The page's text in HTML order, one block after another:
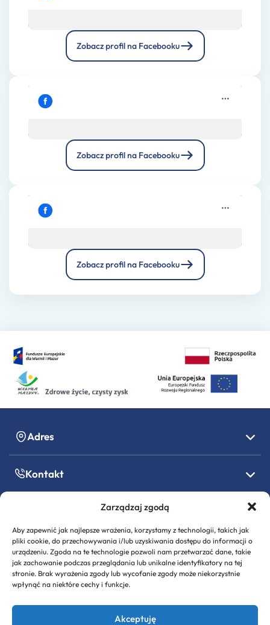
Zarządzaj zgodą
Aby zapewnić jak najlepsze wrażenia, korzystamy z technologii, takich jak
pliki cookie, do przechowywania i/lub uzyskiwania dostępu do informacji o
urządzeniu. Zgoda na te technologie pozwoli nam przetwarzać dane, takie
jak zachowanie podczas przeglądania lub unikalne identyfikatory na tej
stronie. Brak wyrażenia zgody lub wycofanie zgody może niekorzystnie
wpłynąć na niektóre cechy i funkcje.
Akceptuję
Facebook
Kliknij, żeby zaakceptować marketing pliki
cookies i włączyć tę treść
Zobacz profil na Facebooku
Facebook
Kliknij, żeby zaakceptować marketing pliki
cookies i włączyć tę treść
Zobacz profil na Facebooku
Facebook
Kliknij, żeby zaakceptować marketing pliki
cookies i włączyć tę treść
Zobacz profil na Facebooku
Adres
Kontakt
Informacje formalne